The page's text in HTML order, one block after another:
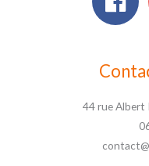
44 rue Albert